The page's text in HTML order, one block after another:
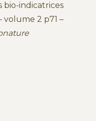
bio-indicatrices
volume 2 p71 –